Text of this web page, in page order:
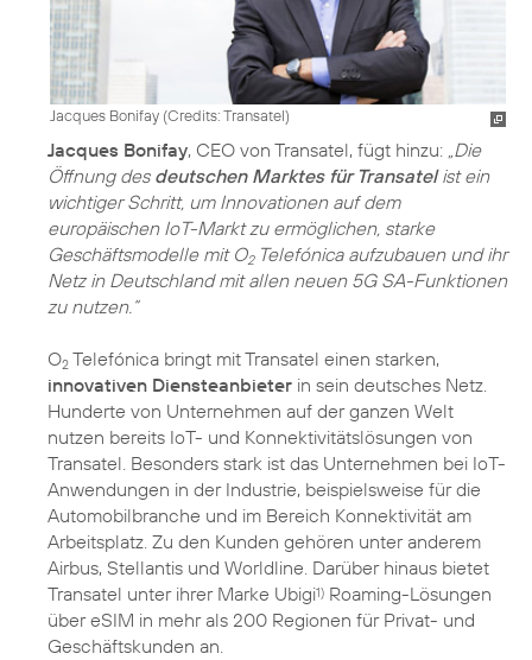
Jacques Bonifay (Credits: Transatel)
Jacques Bonifay, CEO von Transatel, fügt hinzu: „Die
Öffnung des deutschen Marktes für Transatelist ein
wichtiger Schritt, um Innovationen auf dem
europäischen IoT-Markt zu ermöglichen, starke
Geschäftsmodelle mit O2Telefónica aufzubauen und ihr
Netz in Deutschland mit allen neuen 5G SA-Funktionen
zu nutzen.“
O2 Telefónica bringt mit Transatel einen starken,
innovativen Diensteanbieter in sein deutsches Netz.
Hunderte von Unternehmen auf der ganzen Welt
nutzen bereits IoT- und Konnektivitätslösungen von
Transatel. Besonders stark ist das Unternehmen bei IoT-
Anwendungen in der Industrie, beispielsweise für die
Automobilbranche und im Bereich Konnektivität am
Arbeitsplatz. Zu den Kunden gehören unter anderem
Airbus, Stellantis und Worldline. Darüber hinaus bietet
Transatel unter ihrer Marke Ubigi1) Roaming-Lösungen
über eSIM in mehr als 200 Regionen für Privat- und
Geschäftskunden an.